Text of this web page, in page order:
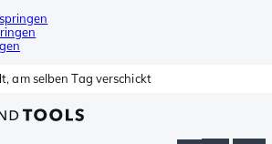
am selben Tag verschickt